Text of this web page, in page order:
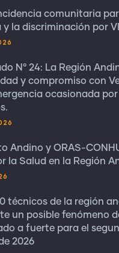
comunitaria
y la discriminación por
N° 24: La Región
y compromiso con
ocasionada por
Andino y ORAS-
la Salud en la Región
técnicos de la región
un posible fenómeno
a fuerte para el
2026